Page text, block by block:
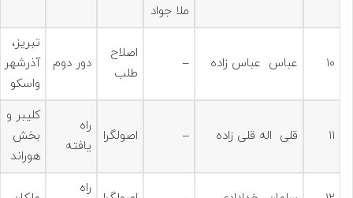
ملا جواد
۱۰ عباس عباس زاده –
اصلاح
طلب
دور دوم
تبريز،
آذرشهر
واسكو
۱۱ قلی اله قلی زاده – اصولگرا
راه
یافته
کلیبر و
بخش
هوراند
راه